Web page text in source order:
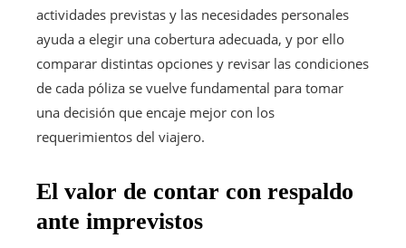
actividades previstas y las necesidades personales
ayuda a elegir una cobertura adecuada, y por ello
comparar distintas opciones y revisar las condiciones
de cada póliza se vuelve fundamental para tomar
una decisión que encaje mejor con los
requerimientos del viajero.
El valor de contar con respaldo
ante imprevistos